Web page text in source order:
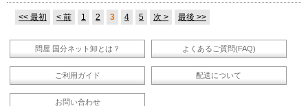
<< 最初 < 前 1 2 3 4 5 次 > 最後 >>
問屋 国分ネット卸とは？ よくあるご質問(FAQ)
ご利用ガイド 配送について
お問い合わせ